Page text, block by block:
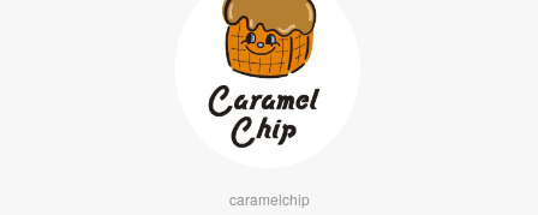
caramelchip